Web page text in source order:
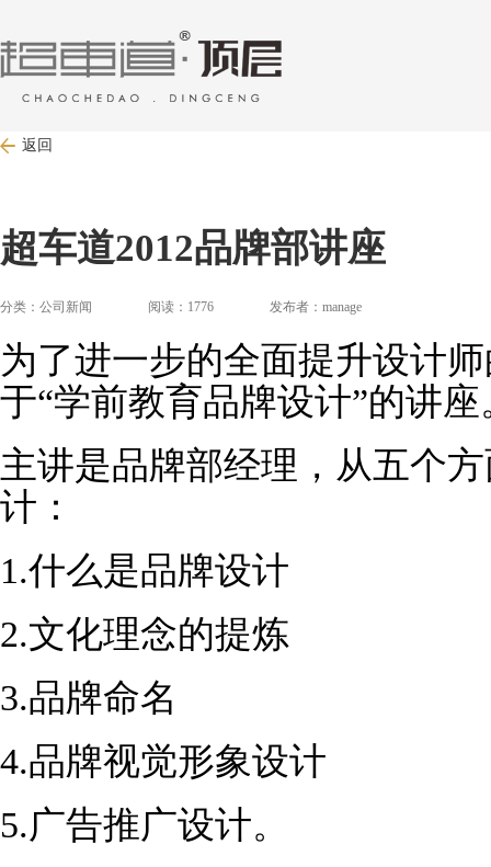
返回
超车道2012品牌部讲座
分类：公司新闻 阅读：1776 发布者：manage
为了进一步的全面提升设计
于“学前教育品牌设计”的讲座
主讲是品牌部经理，从五个
计：
1.什么是品牌设计
2.文化理念的提炼
3.品牌命名
4.品牌视觉形象设计
5.广告推广设计。